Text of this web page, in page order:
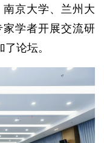
京大学、兰州大
学者开展交流研
论坛。